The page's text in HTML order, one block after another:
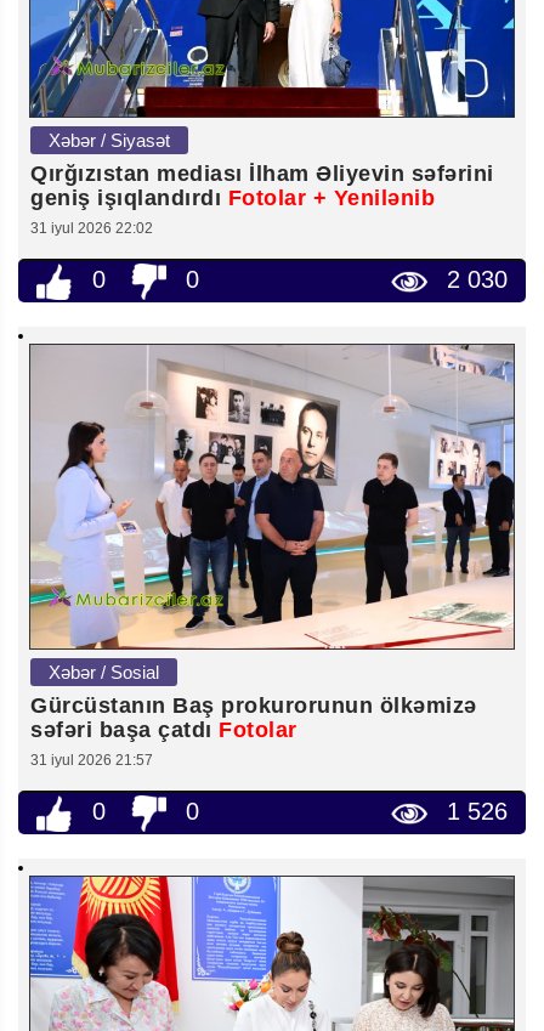
Xəbər / Siyasət
Qırğızıstan mediası İlham Əliyevin səfərini
geniş işıqlandırdı Fotolar + Yenilənib
31 iyul 2026 22:02
0 0 2 030
Xəbər / Sosial
Gürcüstanın Baş prokurorunun ölkəmizə
səfəri başa çatdı Fotolar
31 iyul 2026 21:57
0 0 1 526